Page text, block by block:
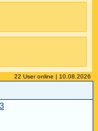
22 User online | 10.08.2026